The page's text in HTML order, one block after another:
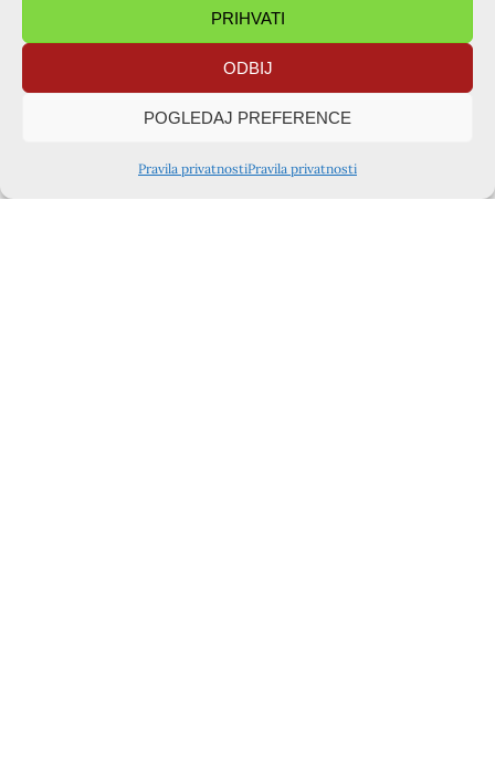
PRIHVATI
ODBIJ
POGLEDAJ PREFERENCE
Pravila privatnostiPravila privatnosti